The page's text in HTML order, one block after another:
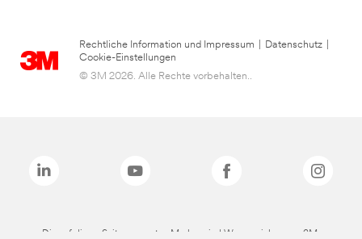
Rechtliche Information und Impressum Datenschutz
Cookie-Einstellungen
© 3M 2026. Alle Rechte vorbehalten..
Die auf dieser Seite genannten Marken sind Warenzeichen von 3M.